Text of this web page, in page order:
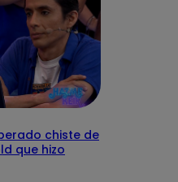
chiste de
que hizo